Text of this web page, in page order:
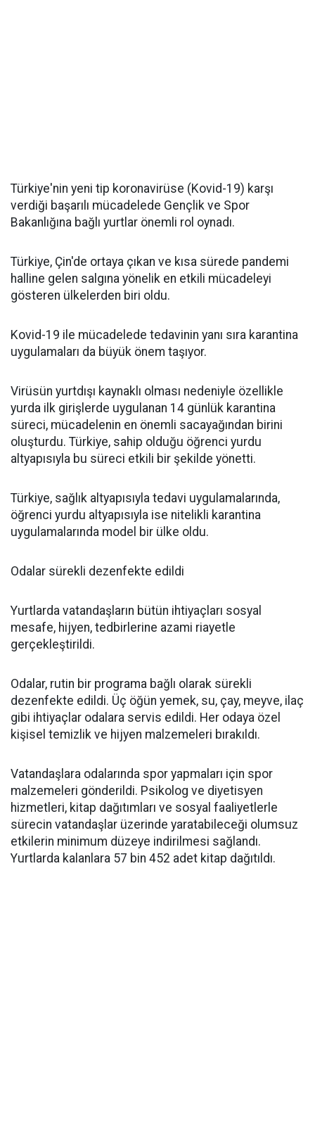
Türkiye'nin yeni tip koronavirüse (Kovid-19) karşı
verdiği başarılı mücadelede Gençlik ve Spor
Bakanlığına bağlı yurtlar önemli rol oynadı.
Türkiye, Çin'de ortaya çıkan ve kısa sürede pandemi
halline gelen salgına yönelik en etkili mücadeleyi
gösteren ülkelerden biri oldu.
Kovid-19 ile mücadelede tedavinin yanı sıra karantina
uygulamaları da büyük önem taşıyor.
Virüsün yurtdışı kaynaklı olması nedeniyle özellikle
yurda ilk girişlerde uygulanan 14 günlük karantina
süreci, mücadelenin en önemli sacayağından birini
oluşturdu. Türkiye, sahip olduğu öğrenci yurdu
altyapısıyla bu süreci etkili bir şekilde yönetti.
Türkiye, sağlık altyapısıyla tedavi uygulamalarında,
öğrenci yurdu altyapısıyla ise nitelikli karantina
uygulamalarında model bir ülke oldu.
Odalar sürekli dezenfekte edildi
Yurtlarda vatandaşların bütün ihtiyaçları sosyal
mesafe, hijyen, tedbirlerine azami riayetle
gerçekleştirildi.
Odalar, rutin bir programa bağlı olarak sürekli
dezenfekte edildi. Üç öğün yemek, su, çay, meyve, ilaç
gibi ihtiyaçlar odalara servis edildi. Her odaya özel
kişisel temizlik ve hijyen malzemeleri bırakıldı.
Vatandaşlara odalarında spor yapmaları için spor
malzemeleri gönderildi. Psikolog ve diyetisyen
hizmetleri, kitap dağıtımları ve sosyal faaliyetlerle
sürecin vatandaşlar üzerinde yaratabileceği olumsuz
etkilerin minimum düzeye indirilmesi sağlandı.
Yurtlarda kalanlara 57 bin 452 adet kitap dağıtıldı.